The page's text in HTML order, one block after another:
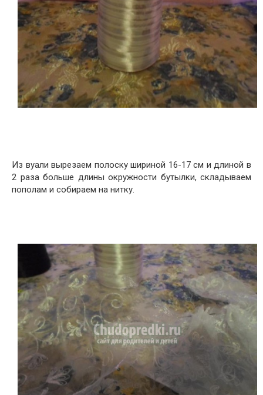
Из вуали вырезаем полоску шириной 16-17 см и длиной в
2 раза больше длины окружности бутылки, складываем
пополам и собираем на нитку.